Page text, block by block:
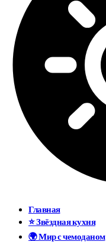
Главная
⭐ Звёздная кухня
🌍 Мир с чемоданом